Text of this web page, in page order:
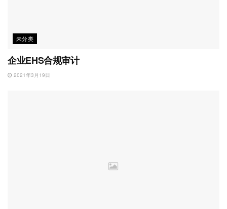
未分类
企业EHS合规审计
2021年3月19日